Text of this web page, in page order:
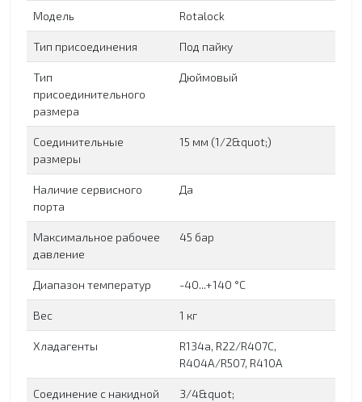
Модель Rotalock
Тип присоединения Под пайку
Тип
присоединительного
размера
Дюймовый
Соединительные
размеры
15 мм (1/2&quot;)
Наличие сервисного
порта
Да
Максимальное рабочее
давление
45 бар
Диапазон температур -40...+140 °C
Вес 1 кг
Хладагенты
R134a, R22/R407C,
R404A/R507, R410A
Соединение с накидной
3/4&quot;